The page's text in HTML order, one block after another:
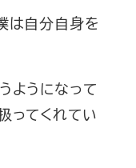
は自分自身を
ようになって
ってくれてい